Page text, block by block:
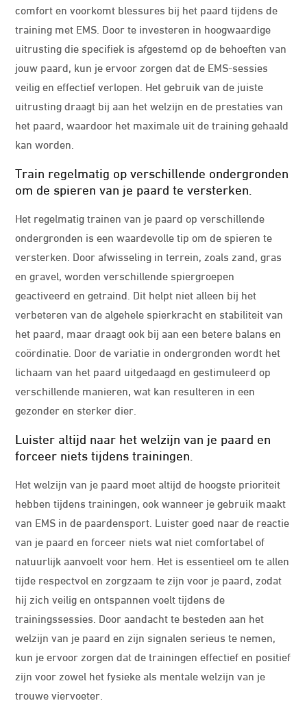
comfort en voorkomt blessures bij het paard tijdens de
training met EMS. Door te investeren in hoogwaardige
uitrusting die specifiek is afgestemd op de behoeften van
jouw paard, kun je ervoor zorgen dat de EMS-sessies
veilig en effectief verlopen. Het gebruik van de juiste
uitrusting draagt bij aan het welzijn en de prestaties van
het paard, waardoor het maximale uit de training gehaald
kan worden.
Train regelmatig op verschillende ondergronden
om de spieren van je paard te versterken.
Het regelmatig trainen van je paard op verschillende
ondergronden is een waardevolle tip om de spieren te
versterken. Door afwisseling in terrein, zoals zand, gras
en gravel, worden verschillende spiergroepen
geactiveerd en getraind. Dit helpt niet alleen bij het
verbeteren van de algehele spierkracht en stabiliteit van
het paard, maar draagt ook bij aan een betere balans en
coördinatie. Door de variatie in ondergronden wordt het
lichaam van het paard uitgedaagd en gestimuleerd op
verschillende manieren, wat kan resulteren in een
gezonder en sterker dier.
Luister altijd naar het welzijn van je paard en
forceer niets tijdens trainingen.
Het welzijn van je paard moet altijd de hoogste prioriteit
hebben tijdens trainingen, ook wanneer je gebruik maakt
van EMS in de paardensport. Luister goed naar de reactie
van je paard en forceer niets wat niet comfortabel of
natuurlijk aanvoelt voor hem. Het is essentieel om te allen
tijde respectvol en zorgzaam te zijn voor je paard, zodat
hij zich veilig en ontspannen voelt tijdens de
trainingssessies. Door aandacht te besteden aan het
welzijn van je paard en zijn signalen serieus te nemen,
kun je ervoor zorgen dat de trainingen effectief en positief
zijn voor zowel het fysieke als mentale welzijn van je
trouwe viervoeter.